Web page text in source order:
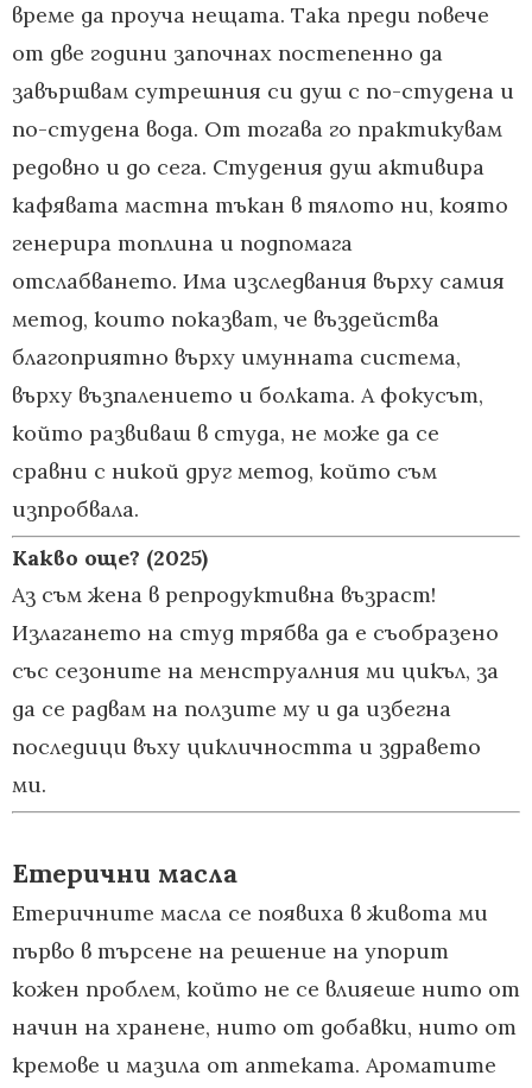
време да проуча нещата. Така преди повече
от две години започнах постепенно да
завършвам сутрешния си душ с по-студена и
по-студена вода. От тогава го практикувам
редовно и до сега. Студения душ активира
кафявата мастна тъкан в тялото ни, която
генерира топлина и подпомага
отслабването. Има изследвания върху самия
метод, които показват, че въздейства
благоприятно върху имунната система,
върху възпалението и болката. А фокусът,
който развиваш в студа, не може да се
сравни с никой друг метод, който съм
изпробвала.
Какво още? (2025)
Аз съм жена в репродуктивна възраст!
Излагането на студ трябва да е съобразено
със сезоните на менструалния ми цикъл, за
да се радвам на ползите му и да избегна
последици въху цикличността и здравето
ми.
Етерични масла
Етеричните масла се появиха в живота ми
първо в търсене на решение на упорит
кожен проблем, който не се влияеше нито от
начин на хранене, нито от добавки, нито от
кремове и мазила от аптеката. Ароматите